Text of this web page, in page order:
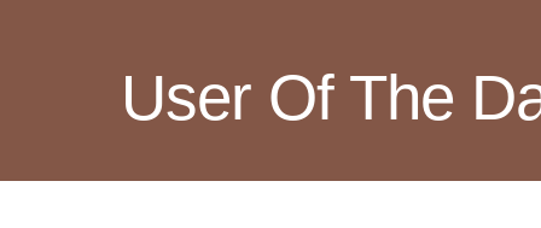
User Of The